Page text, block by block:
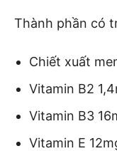
Thành phần có
Chiết xuất
Vitamin B2
Vitamin B3
Vitamin E